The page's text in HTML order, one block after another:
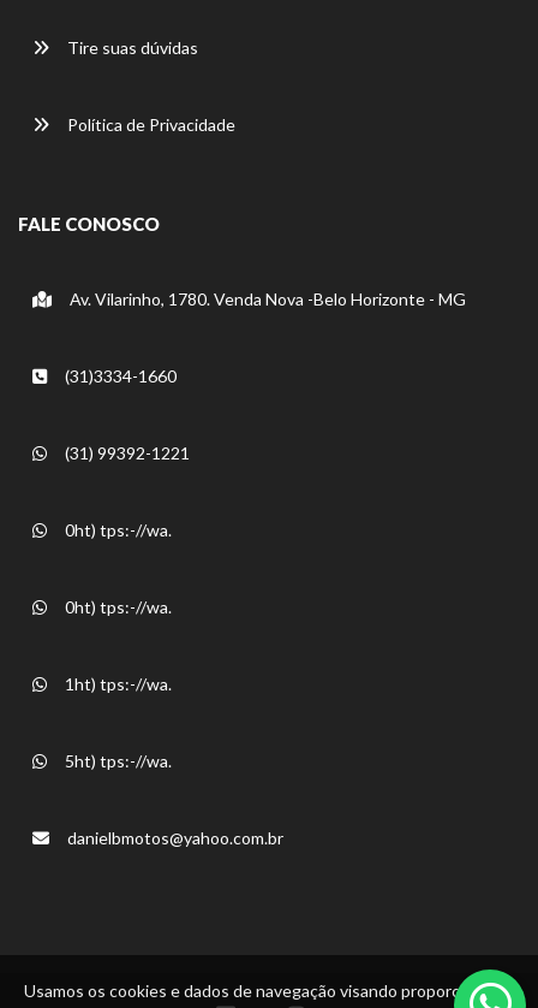
Usamos os cookies e dados de navegação visando proporcionar
Tire suas dúvidas
Política de Privacidade
FALE CONOSCO
Av. Vilarinho, 1780. Venda Nova -Belo Horizonte - MG
(31)3334-1660
(31) 99392-1221
0ht) tps:-//wa.
0ht) tps:-//wa.
1ht) tps:-//wa.
5ht) tps:-//wa.
danielbmotos@yahoo.com.br